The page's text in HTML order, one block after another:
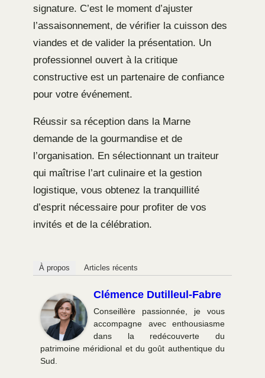
signature. C’est le moment d’ajuster
l’assaisonnement, de vérifier la cuisson des
viandes et de valider la présentation. Un
professionnel ouvert à la critique
constructive est un partenaire de confiance
pour votre événement.
Réussir sa réception dans la Marne
demande de la gourmandise et de
l’organisation. En sélectionnant un traiteur
qui maîtrise l’art culinaire et la gestion
logistique, vous obtenez la tranquillité
d’esprit nécessaire pour profiter de vos
invités et de la célébration.
À propos Articles récents
Clémence Dutilleul-Fabre
Conseillère passionnée, je vous
accompagne avec enthousiasme
dans la redécouverte du
patrimoine méridional et du goût authentique du
Sud.